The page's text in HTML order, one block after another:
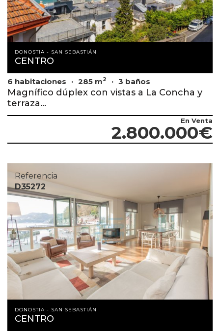
DONOSTIA - SAN SEBASTIÁN
CENTRO
6 habitaciones 285 m2 3 baños
Magnífico dúplex con vistas a La Concha y
terraza...
En Venta
2.800.000€
Referencia
D35272
DONOSTIA - SAN SEBASTIÁN
CENTRO